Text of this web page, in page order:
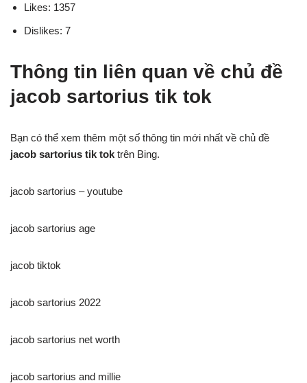
Likes: 1357
Dislikes: 7
Thông tin liên quan về chủ đề
jacob sartorius tik tok
Bạn có thể xem thêm một số thông tin mới nhất về chủ đề
jacob sartorius tik tok trên Bing.
jacob sartorius – youtube
jacob sartorius age
jacob tiktok
jacob sartorius 2022
jacob sartorius net worth
jacob sartorius and millie